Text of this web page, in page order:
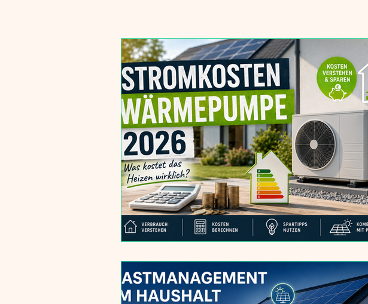
Smart Home Energielösungen bauphysik
Sanierung